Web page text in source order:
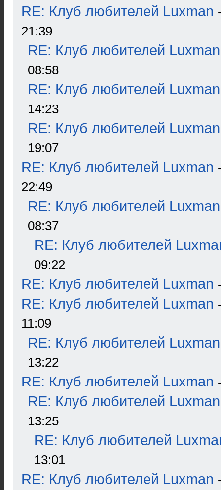
RE: Клуб любителей Luxman
21:39
RE: Клуб любителей Luxman
08:58
RE: Клуб любителей Luxman
14:23
RE: Клуб любителей Luxman
19:07
RE: Клуб любителей Luxman
22:49
RE: Клуб любителей Luxman
08:37
RE: Клуб любителей
09:22
RE: Клуб любителей Luxman
RE: Клуб любителей Luxman
11:09
RE: Клуб любителей Luxman
13:22
RE: Клуб любителей Luxman
RE: Клуб любителей Luxman
13:25
RE: Клуб любителей
13:01
RE: Клуб любителей Luxman